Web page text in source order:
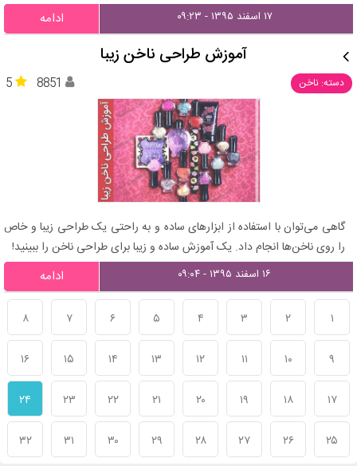
۱۷ اسفند ۱۳۹۵ - ۰۹:۲۳ ادامه
آموزش طراحی ناخن زیبا
دسته: ناخن 5 8851
گاهی می‌توان با استفاده از ابزارهای ساده و به راحتی یک طراحی زیبا و خاص
را روی ناخن‌ها انجام داد. یک آموزش ساده و زیبا برای طراحی ناخن را ببینید!
۱۶ اسفند ۱۳۹۵ - ۰۹:۰۴ ادامه
۱ ۲ ۳ ۴ ۵ ۶ ۷ ۸
۹ ۱۰ ۱۱ ۱۲ ۱۳ ۱۴ ۱۵ ۱۶
۱۷ ۱۸ ۱۹ ۲۰ ۲۱ ۲۲ ۲۳ ۲۴
۲۵ ۲۶ ۲۷ ۲۸ ۲۹ ۳۰ ۳۱ ۳۲